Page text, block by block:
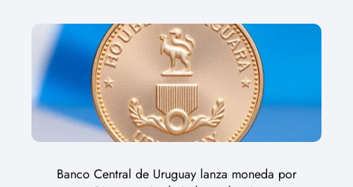
Banco Central de Uruguay lanza moneda por